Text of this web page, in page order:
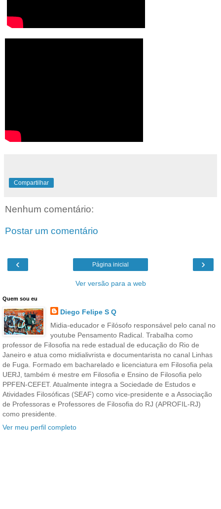
Compartilhar
Nenhum comentário:
Postar um comentário
‹ ›
Página inicial
Ver versão para a web
Quem sou eu
Diego Felipe S Q
Midia-educador e Filósofo responsável pelo canal no
youtube Pensamento Radical. Trabalha como
professor de Filosofia na rede estadual de educação do Rio de
Janeiro e atua como midialivrista e documentarista no canal Linhas
de Fuga. Formado em bacharelado e licenciatura em Filosofia pela
UERJ, também é mestre em Filosofia e Ensino de Filosofia pelo
PPFEN-CEFET. Atualmente integra a Sociedade de Estudos e
Atividades Filosóficas (SEAF) como vice-presidente e a Associação
de Professoras e Professores de Filosofia do RJ (APROFIL-RJ)
como presidente.
Ver meu perfil completo